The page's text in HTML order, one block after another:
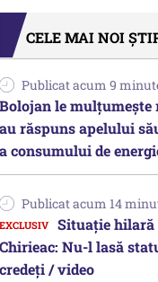
CELE MAI NOI
Publicat acum 9
Bolojan le
au răspuns apelului
a consumului de
Publicat acum 14
Situație hilară
Chirieac: Nu-l lasă
credeți / video